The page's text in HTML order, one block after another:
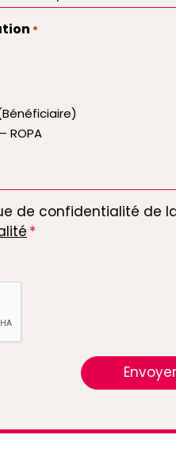
*
ROPA
de confidentialité de
Envoyer